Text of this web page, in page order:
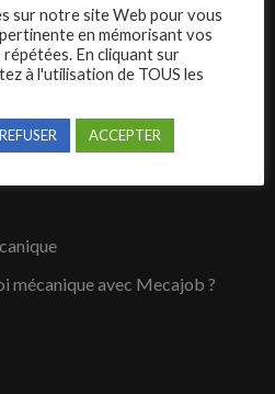
mécanique avec Mecajob ?
sur notre site Web pour vous
en mémorisant vos
En cliquant sur
à l'utilisation de TOUS les
REFUSER ACCEPTER